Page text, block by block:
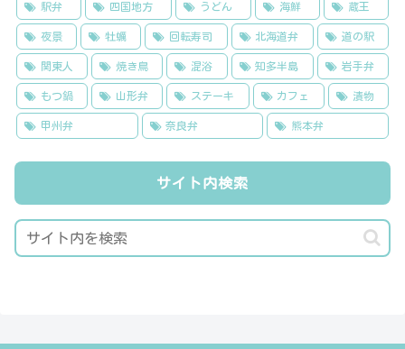
駅弁 四国地方 うどん 海鮮 蔵王
夜景 牡蠣 回転寿司 北海道弁 道の駅
関東人 焼き鳥 混浴 知多半島 岩手弁
もつ鍋 山形弁 ステーキ カフェ 漬物
甲州弁 奈良弁 熊本弁
サイト内検索